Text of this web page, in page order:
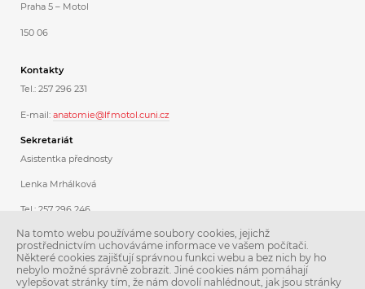
Praha 5 – Motol
150 06
Kontakty
Tel.: 257 296 231
E-mail: anatomie@lfmotol.cuni.cz
Sekretariát
Asistentka přednosty
Lenka Mrhálková
Tel.: 257 296 246
Koordinátorka dárcovského programu
Ing. Libuše Stoklásková
Tel.: 257 296 231
Na tomto webu používáme soubory cookies, jejichž
prostřednictvím uchováváme informace ve vašem počítači.
Některé cookies zajišťují správnou funkci webu a bez nich by ho
nebylo možné správně zobrazit. Jiné cookies nám pomáhají
vylepšovat stránky tím, že nám dovolí nahlédnout, jak jsou stránky